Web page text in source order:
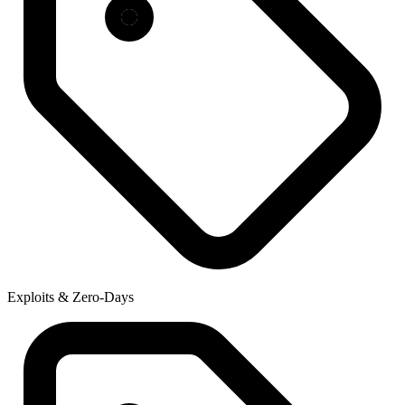
Exploits & Zero-Days